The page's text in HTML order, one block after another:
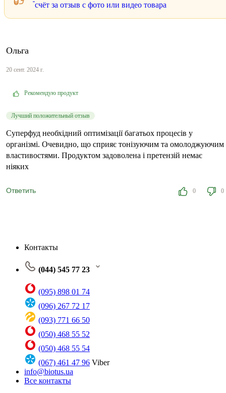
счёт за отзыв с фото или видео товара
Ольга
20 сент. 2024 г.
Рекомендую продукт
Лучший положительный отзыв
Суперфуд необхідний оптимізації багатьох процесів у
організмі. Очевидно, що сприяє тонізуючим та омолоджуючим
властивостями. Продуктом задоволена і претензій немає
ніяких
Ответить 0 0
Контакты
(044) 545 77 23
(095) 898 01 74
(096) 267 72 17
(093) 771 66 50
(050) 468 55 52
(050) 468 55 54
(067) 461 47 96 Viber
info@biotus.ua
Все контакты